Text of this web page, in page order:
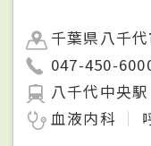
千葉県八千
047-450-
八千代中央駅
血液内科